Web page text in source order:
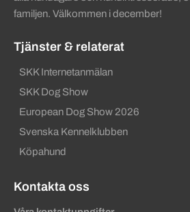
familjen. Välkommen i december!
Tjänster & relaterat
SKK Internetanmälan
SKK Dog Show
European Dog Show 2026
Svenska Kennelklubben
Köpahund
Kontakta oss